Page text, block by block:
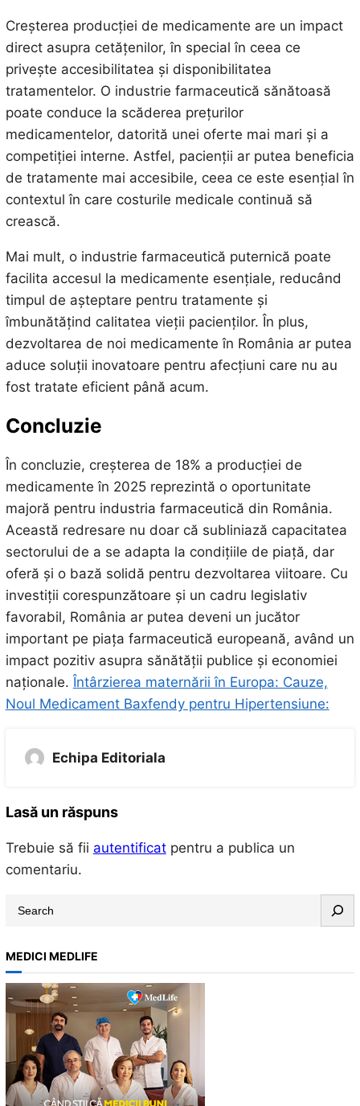
Creșterea producției de medicamente are un impact
direct asupra cetățenilor, în special în ceea ce
privește accesibilitatea și disponibilitatea
tratamentelor. O industrie farmaceutică sănătoasă
poate conduce la scăderea prețurilor
medicamentelor, datorită unei oferte mai mari și a
competiției interne. Astfel, pacienții ar putea beneficia
de tratamente mai accesibile, ceea ce este esențial în
contextul în care costurile medicale continuă să
crească.
Mai mult, o industrie farmaceutică puternică poate
facilita accesul la medicamente esențiale, reducând
timpul de așteptare pentru tratamente și
îmbunătățind calitatea vieții pacienților. În plus,
dezvoltarea de noi medicamente în România ar putea
aduce soluții inovatoare pentru afecțiuni care nu au
fost tratate eficient până acum.
Concluzie
În concluzie, creșterea de 18% a producției de
medicamente în 2025 reprezintă o oportunitate
majoră pentru industria farmaceutică din România.
Această redresare nu doar că subliniază capacitatea
sectorului de a se adapta la condițiile de piață, dar
oferă și o bază solidă pentru dezvoltarea viitoare. Cu
investiții corespunzătoare și un cadru legislativ
favorabil, România ar putea deveni un jucător
important pe piața farmaceutică europeană, având un
impact pozitiv asupra sănătății publice și economiei
naționale.Întârzierea maternării în Europa: Cauze,
Noul Medicament Baxfendy pentru Hipertensiune:
Echipa Editoriala
Lasă un răspuns
Trebuie să fii autentificatpentru a publica un
comentariu.
r
c
h
MEDICI MEDLIFE